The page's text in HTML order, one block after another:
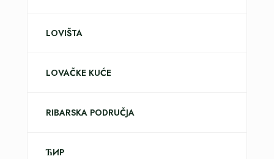
LOVIŠTA
LOVAČKE KUĆE
RIBARSKA PODRUČJA
ЋИР